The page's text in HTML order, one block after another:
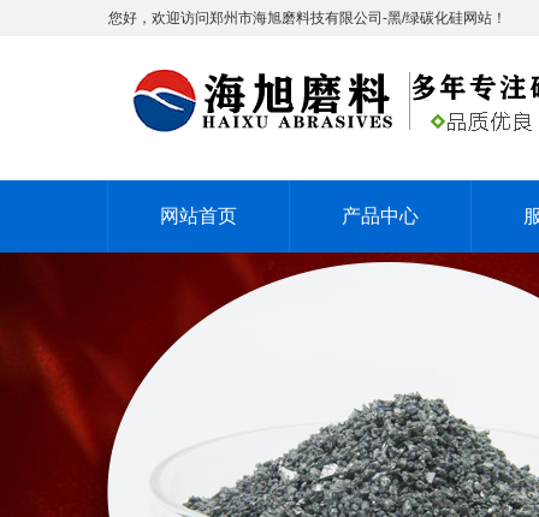
您好，欢迎访问郑州市海旭磨料技有限公司-黑/绿碳化硅网站！
网站首页 产品中心